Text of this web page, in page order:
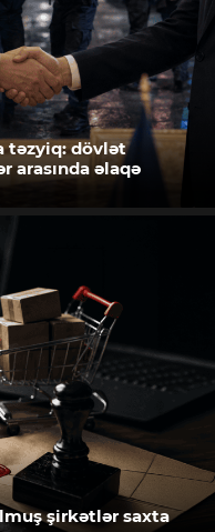
təzyiq: dövlət
arasında əlaqə
şirkətlər saxta